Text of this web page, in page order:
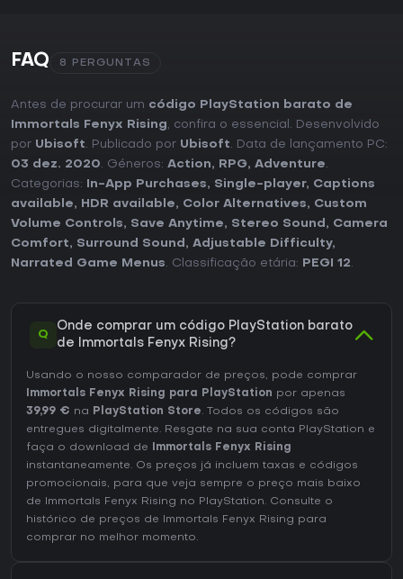
FAQ 8 PERGUNTAS
Antes de procurar um código PlayStation barato de
Immortals Fenyx Rising, confira o essencial. Desenvolvido
por Ubisoft. Publicado por Ubisoft. Data de lançamento PC:
03 dez. 2020. Géneros: Action, RPG, Adventure.
Categorias:
In-App Purchases, Single-player, Captions
available, HDR available, Color Alternatives, Custom
Volume Controls, Save Anytime, Stereo Sound , Camera
Comfort, Surround Sound , Adjustable Difficulty,
Narrated Game Menus. Classificação etária: PEGI 12.
Q
Onde comprar um código PlayStation barato
de Immortals Fenyx Rising?
Usando o nosso comparador de preços, pode comprar
Immortals Fenyx Rising para PlayStation por apenas
39,99 € na PlayStation Store. Todos os códigos são
entregues digitalmente. Resgate na sua conta PlayStation e
faça o download de
Immortals Fenyx Rising
instantaneamente. Os preços já incluem taxas e códigos
promocionais, para que veja sempre o preço mais baixo
de Immortals Fenyx Rising no PlayStation. Consulte o
histórico de preços de Immortals Fenyx Rising para
comprar no melhor momento.